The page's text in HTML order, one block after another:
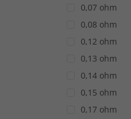
1,17 mH
1,2 mH
1,3 mH
1,4 mH
1,5 mH
1,7 mH
1,8 mH
0,07 ohm
0,08 ohm
0,12 ohm
0,13 ohm
0,14 ohm
0,15 ohm
0,17 ohm